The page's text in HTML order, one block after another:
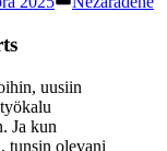
uusiin
Ja kun
tunsin olevani